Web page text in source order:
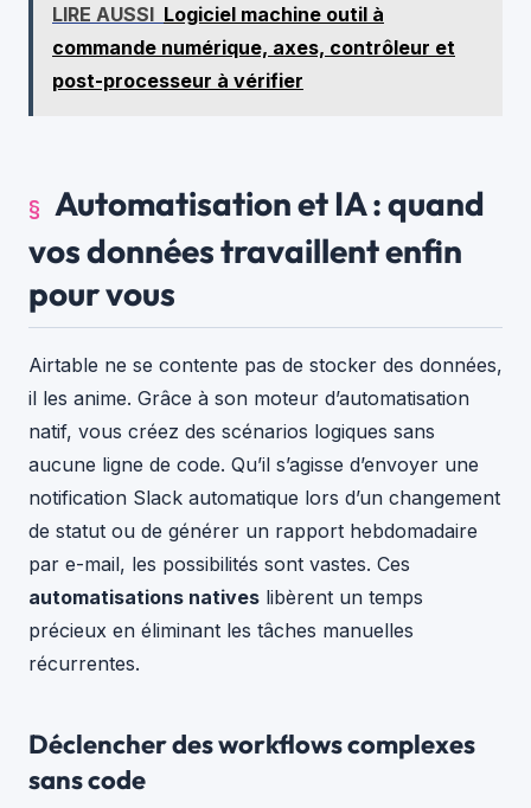
LIRE AUSSI Logiciel machine outil à
commande numérique, axes, contrôleur et
post-processeur à vérifier
Automatisation et IA : quand
vos données travaillent enfin
pour vous
Airtable ne se contente pas de stocker des données,
il les anime. Grâce à son moteur d’automatisation
natif, vous créez des scénarios logiques sans
aucune ligne de code. Qu’il s’agisse d’envoyer une
notification Slack automatique lors d’un changement
de statut ou de générer un rapport hebdomadaire
par e-mail, les possibilités sont vastes. Ces
automatisations natives libèrent un temps
précieux en éliminant les tâches manuelles
récurrentes.
Déclencher des workflows complexes
sans code